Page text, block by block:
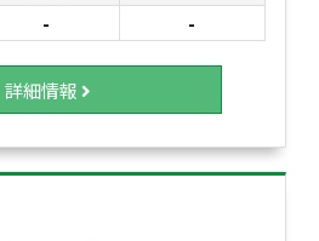
- -
詳細情報